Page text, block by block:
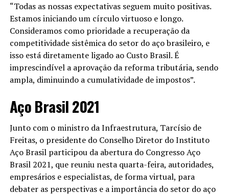
“Todas as nossas expectativas seguem muito positivas.
Estamos iniciando um círculo virtuoso e longo.
Consideramos como prioridade a recuperação da
competitividade sistêmica do setor do aço brasileiro, e
isso está diretamente ligado ao Custo Brasil. É
imprescindível a aprovação da reforma tributária, sendo
ampla, diminuindo a cumulatividade de impostos”.
Aço Brasil 2021
Junto com o ministro da Infraestrutura, Tarcísio de
Freitas, o presidente do Conselho Diretor do Instituto
Aço Brasil participou da abertura do Congresso Aço
Brasil 2021, que reuniu nesta quarta-feira, autoridades,
empresários e especialistas, de forma virtual, para
debater as perspectivas e a importância do setor do aço